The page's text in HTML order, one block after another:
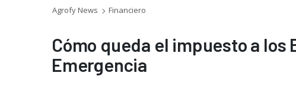
Agrofy News Financiero
Cómo queda el impuesto a los
Emergencia